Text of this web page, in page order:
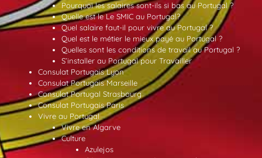
Pourquoi les salaires sont-ils si bas au Portugal ?
Quelle est le Le SMIC au Portugal?
Quel salaire faut-il pour vivre au Portugal ?
Quel est le métier le mieux payé au Portugal ?
Quelles sont les conditions de travail au Portugal ?
S’installer au Portugal pour Travailler
Consulat Portugais Lyon
Consulat Portugais Marseille
Consulat Portugal Strasbourg
Consulat Portugais Paris
Vivre au Portugal
Vivre en Algarve
Culture
Azulejos